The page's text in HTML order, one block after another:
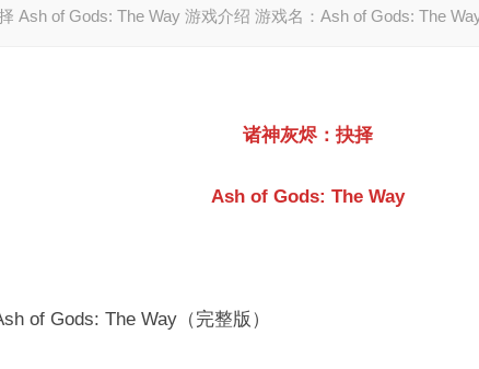
Ash of Gods: The Way 游戏介绍 游戏名：Ash of Gods: The
诸神灰烬：抉择
Ash of Gods: The Way
of Gods: The Way（完整版）